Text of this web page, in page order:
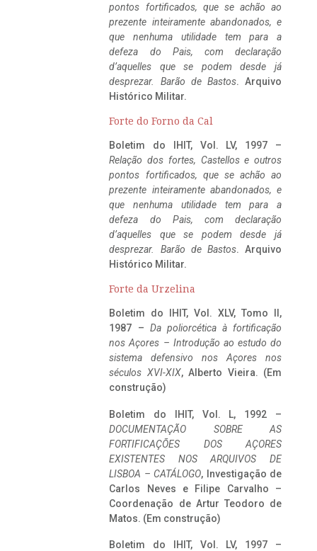
pontos fortificados, que se achão ao
prezente inteiramente abandonados, e
que nenhuma utilidade tem para a
defeza do Pais, com declaração
d’aquelles que se podem desde já
desprezar. Barão de Bastos. Arquivo
Histórico Militar.
Forte do Forno da Cal
Boletim do IHIT, Vol. LV, 1997 –
Relação dos fortes, Castellos e outros
pontos fortificados, que se achão ao
prezente inteiramente abandonados, e
que nenhuma utilidade tem para a
defeza do Pais, com declaração
d’aquelles que se podem desde já
desprezar. Barão de Bastos. Arquivo
Histórico Militar.
Forte da Urzelina
Boletim do IHIT, Vol. XLV, Tomo II,
1987 – Da poliorcética à fortificação
nos Açores – Introdução ao estudo do
sistema defensivo nos Açores nos
séculos XVI-XIX, Alberto Vieira. (Em
construção)
Boletim do IHIT, Vol. L, 1992 –
DOCUMENTAÇÃO SOBRE AS
FORTIFICAÇÕES DOS AÇORES
EXISTENTES NOS ARQUIVOS DE
LISBOA – CATÁLOGO, Investigação de
Carlos Neves e Filipe Carvalho –
Coordenação de Artur Teodoro de
Matos. (Em construção)
Boletim do IHIT, Vol. LV, 1997 –